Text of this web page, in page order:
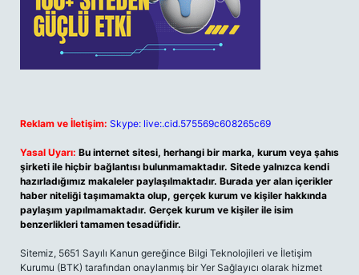
Reklam ve İletişim: Skype: live:.cid.575569c608265c69
Yasal Uyarı: Bu internet sitesi, herhangi bir marka, kurum veya şahıs
şirketi ile hiçbir bağlantısı bulunmamaktadır. Sitede yalnızca kendi
hazırladığımız makaleler paylaşılmaktadır. Burada yer alan içerikler
haber niteliği taşımamakta olup, gerçek kurum ve kişiler hakkında
paylaşım yapılmamaktadır. Gerçek kurum ve kişiler ile isim
benzerlikleri tamamen tesadüfidir.
Sitemiz, 5651 Sayılı Kanun gereğince Bilgi Teknolojileri ve İletişim
Kurumu (BTK) tarafından onaylanmış bir Yer Sağlayıcı olarak hizmet